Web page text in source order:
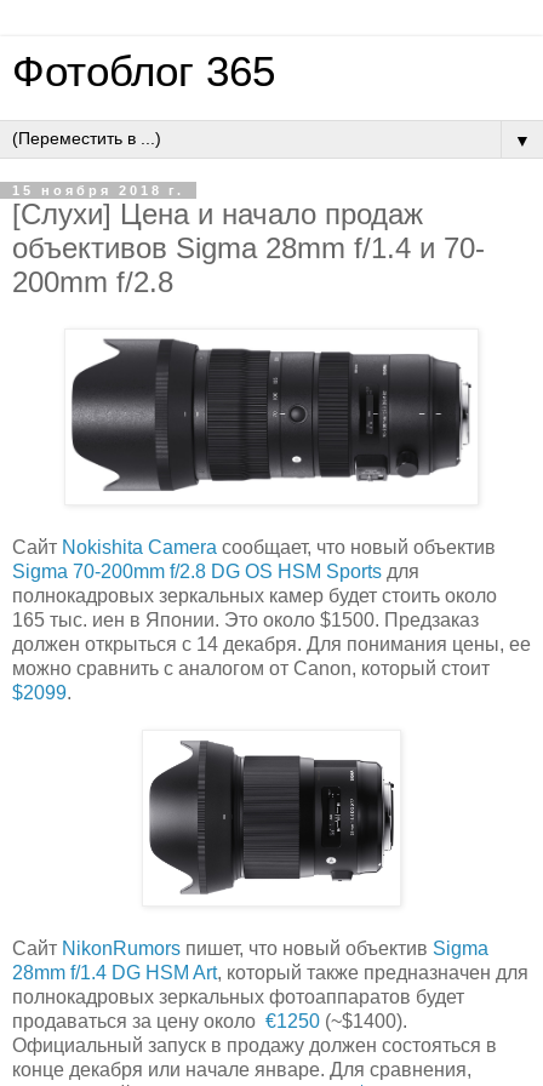
Фотоблог 365
▼
15 ноября 2018 г.
[Слухи] Цена и начало продаж
объективов Sigma 28mm f/1.4 и 70-
200mm f/2.8
Сайт Nokishita Camera сообщает, что новый объектив
Sigma 70-200mm f/2.8 DG OS HSM Sports для
полнокадровых зеркальных камер будет стоить около
165 тыс. иен в Японии. Это около $1500. Предзаказ
должен открыться с 14 декабря. Для понимания цены, ее
можно сравнить с аналогом от Canon, который стоит
$2099.
Сайт NikonRumors пишет, что новый объектив Sigma
28mm f/1.4 DG HSM Art, который также предназначен для
полнокадровых зеркальных фотоаппаратов будет
продаваться за цену около €1250 (~$1400).
Официальный запуск в продажу должен состояться в
конце декабря или начале январе. Для сравнения,